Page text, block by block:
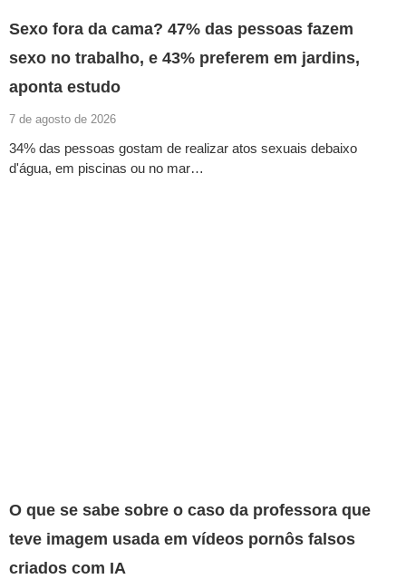
Sexo fora da cama? 47% das pessoas fazem
sexo no trabalho, e 43% preferem em jardins,
aponta estudo
7 de agosto de 2026
34% das pessoas gostam de realizar atos sexuais debaixo
d'água, em piscinas ou no mar…
O que se sabe sobre o caso da professora que
teve imagem usada em vídeos pornôs falsos
criados com IA